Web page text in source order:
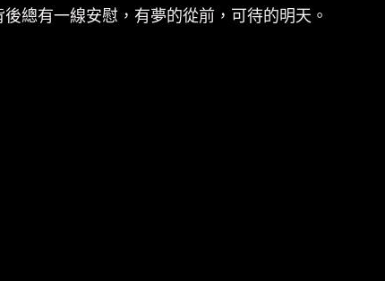
總有一線安慰，有夢的從前，可待的明天。